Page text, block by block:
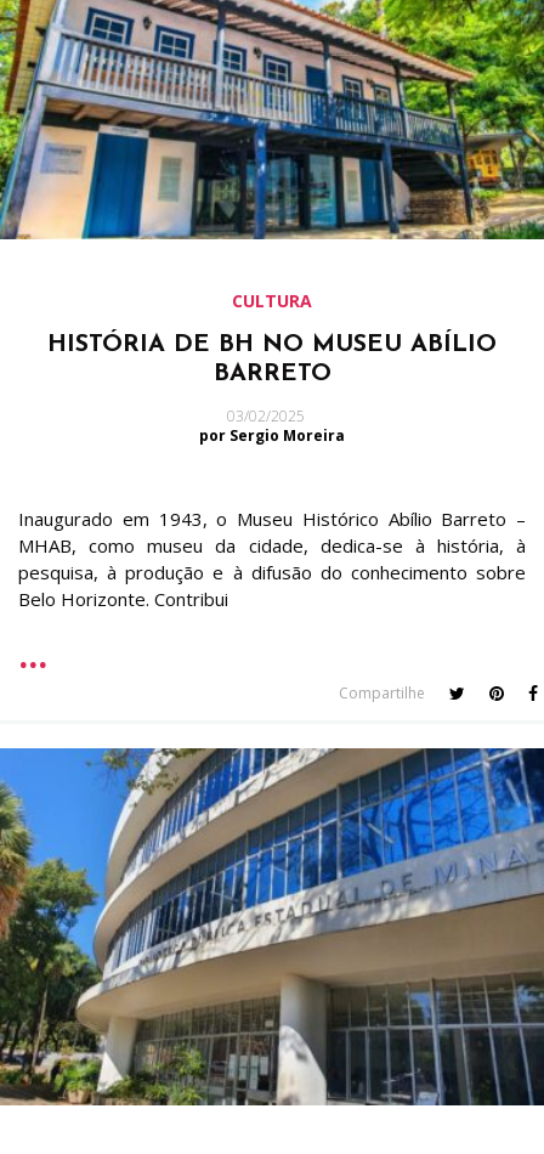
CULTURA
HISTÓRIA DE BH NO MUSEU ABÍLIO
BARRETO
03/02/2025
por Sergio Moreira
Inaugurado em 1943, o Museu Histórico Abílio Barreto –
MHAB, como museu da cidade, dedica-se à história, à
pesquisa, à produção e à difusão do conhecimento sobre
Belo Horizonte. Contribui
Compartilhe